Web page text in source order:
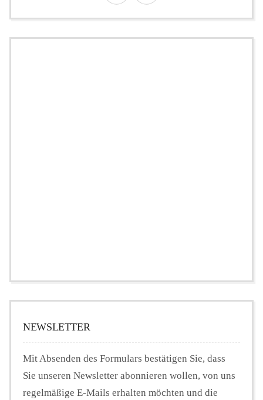
NEWSLETTER
Mit Absenden des Formulars bestätigen Sie, dass
Sie unseren Newsletter abonnieren wollen, von uns
regelmäßige E-Mails erhalten möchten und die